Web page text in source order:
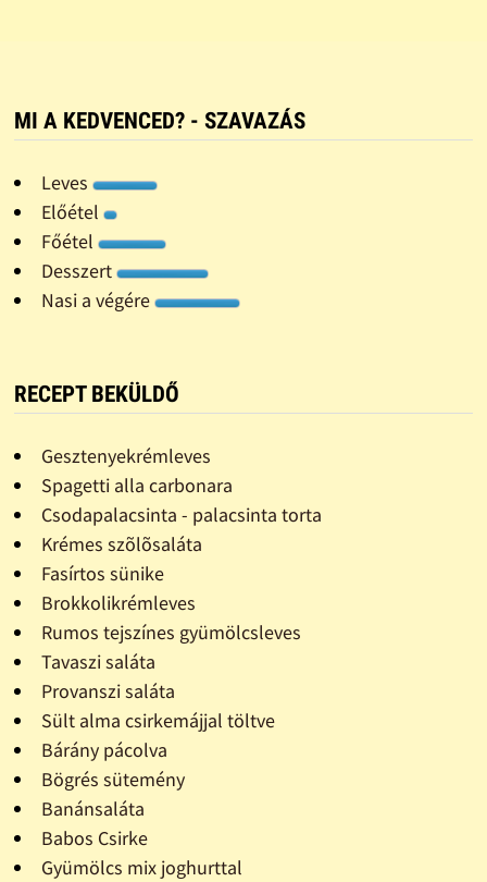
MI A KEDVENCED? - SZAVAZÁS
Leves
Előétel
Főétel
Desszert
Nasi a végére
RECEPT BEKÜLDŐ
Gesztenyekrémleves
Spagetti alla carbonara
Csodapalacsinta - palacsinta torta
Krémes szõlõsaláta
Fasírtos sünike
Brokkolikrémleves
Rumos tejszínes gyümölcsleves
Tavaszi saláta
Provanszi saláta
Sült alma csirkemájjal töltve
Bárány pácolva
Bögrés sütemény
Banánsaláta
Babos Csirke
Gyümölcs mix joghurttal